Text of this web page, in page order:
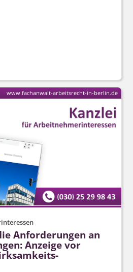
Anforderungen an
Anzeige vor
www.fachanwalt-arbeitsrecht-in-berlin.de